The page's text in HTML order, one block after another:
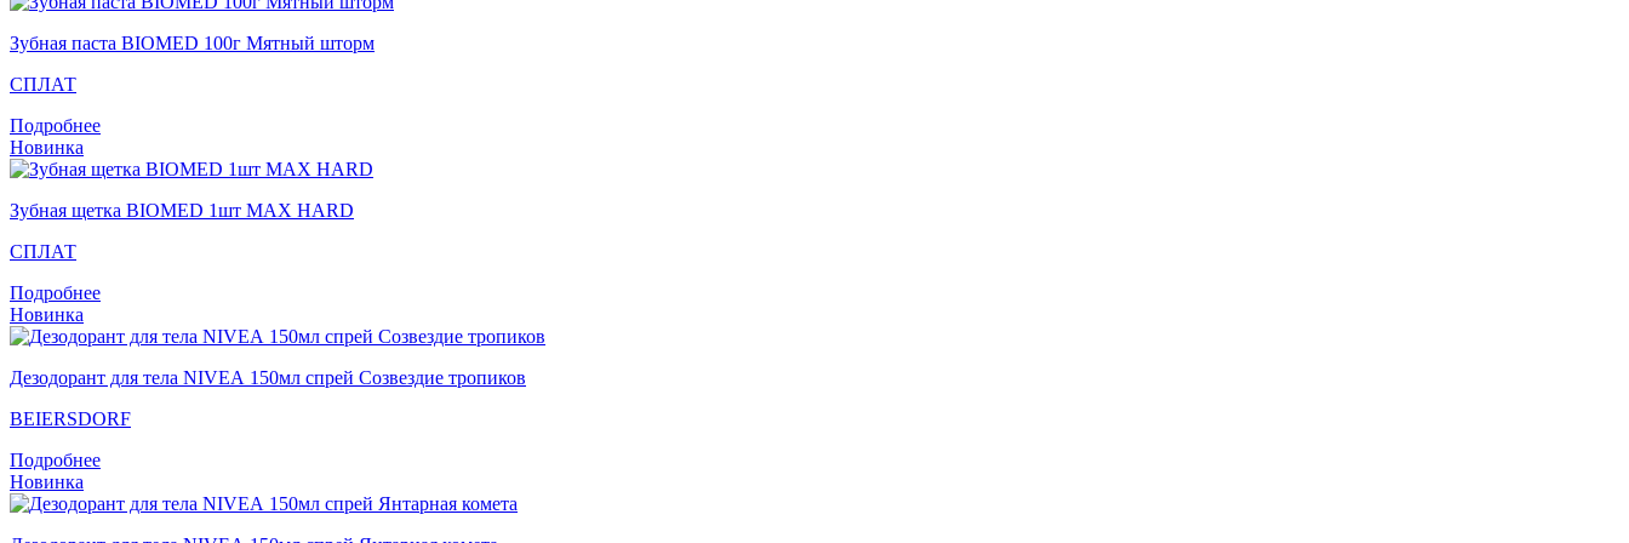
Зубная паста BIOMED 100г Мятный шторм
СПЛАТ
Подробнее
Новинка
Зубная щетка BIOMED 1шт MAX HARD
СПЛАТ
Подробнее
Новинка
Дезодорант для тела NIVEA 150мл спрей Созвездие тропиков
BEIERSDORF
Подробнее
Новинка